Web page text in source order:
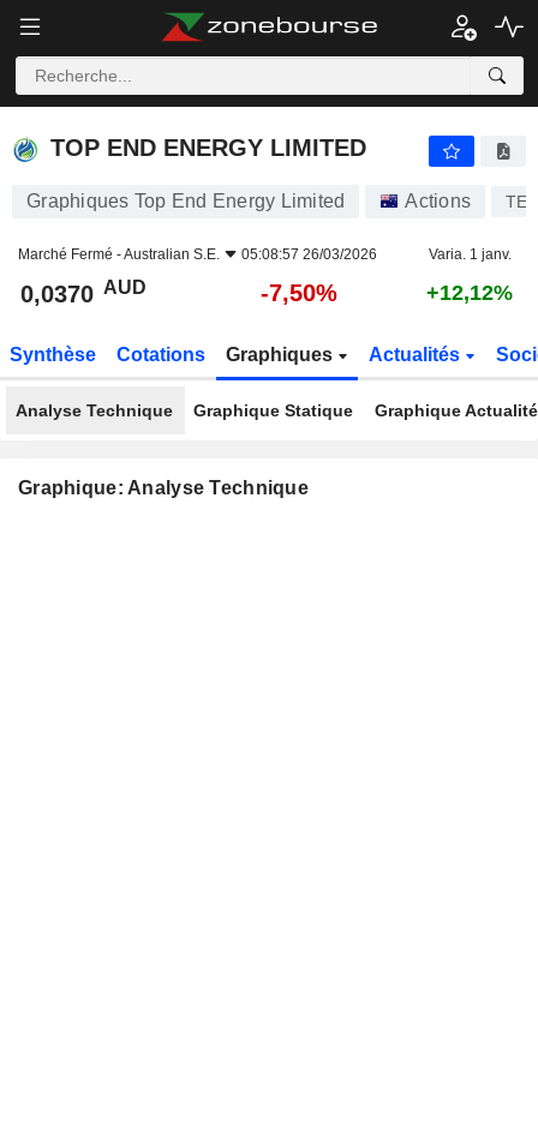
TOP END ENERGY LIMITED
TOP END ENERGY LIMITED
Graphiques Top End Energy Limited Actions TEE
Marché Fermé -Australian S.E. 05:08:57 26/03/2026 Varia. 1 janv.
0,0370 AUD -7,50% +12,12%
Synthèse Cotations Graphiques Actualités
Analyse Technique Graphique Statique Graphique
Graphique: Analyse Technique